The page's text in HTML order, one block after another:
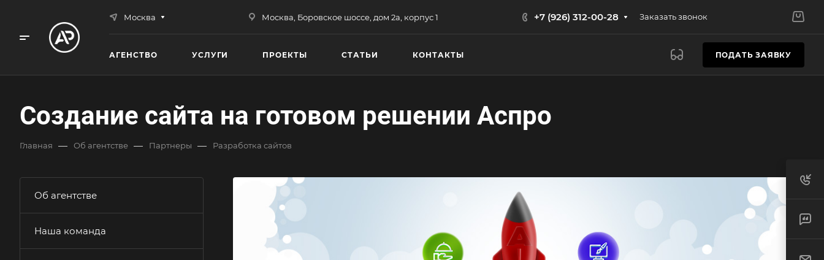
Москва Москва, Боровское шоссе, дом 2а, корпус 1 +7 (926) 312-00-28 Заказать звонок
АГЕНСТВО УСЛУГИ ПРОЕКТЫ СТАТЬИ КОНТАКТЫ ПОДАТЬ ЗАЯВКУ
Создание сайта на готовом решении Аспро
Главная — Об агентстве — Партнеры — Разработка сайтов
Об агентстве
Наша команда